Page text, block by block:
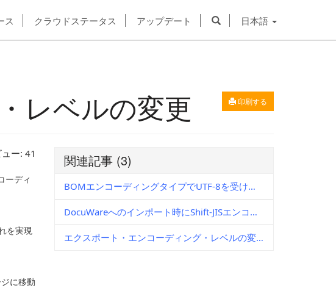
ス クラウドステータス アップデート 日本語
印刷する
レベルの変更
ュー: 41
ーディ
を実現
に移動
関連記事 (3)
BOMエンコーディングタイプでUTF-8を受け入れるアプリケーション用にCSVデータファイルを生成する方法
DocuWareへのインポート時にShift-JISエンコードのCSVファイルを使用する場合
エクスポート・エンコーディング・レベルの変更